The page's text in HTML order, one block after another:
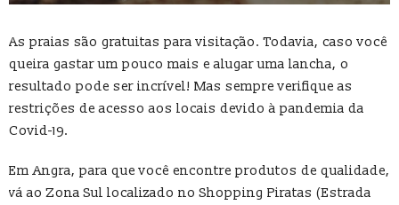
As praias são gratuitas para visitação. Todavia, caso você
queira gastar um pouco mais e alugar uma lancha, o
resultado pode ser incrível! Mas sempre verifique as
restrições de acesso aos locais devido à pandemia da
Covid-19.
Em Angra, para que você encontre produtos de qualidade,
vá ao Zona Sul localizado no Shopping Piratas (Estrada